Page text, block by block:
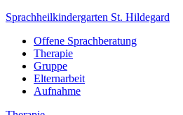
Sprachheilkindergarten St. Hildegard
Offene Sprachberatung
Therapie
Gruppe
Elternarbeit
Aufnahme